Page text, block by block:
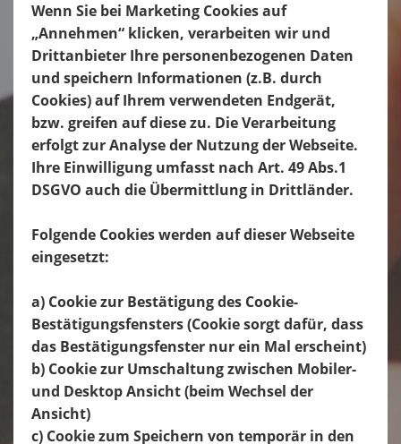
Wenn Sie bei Marketing Cookies auf
„Annehmen“ klicken, verarbeiten wir und
Drittanbieter Ihre personenbezogenen Daten
und speichern Informationen (z.B. durch
Cookies) auf Ihrem verwendeten Endgerät,
bzw. greifen auf diese zu. Die Verarbeitung
erfolgt zur Analyse der Nutzung der Webseite.
Ihre Einwilligung umfasst nach Art. 49 Abs.1
DSGVO auch die Übermittlung in Drittländer.
Folgende Cookies werden auf dieser Webseite
eingesetzt:
a) Cookie zur Bestätigung des Cookie-
Bestätigungsfensters (Cookie sorgt dafür, dass
das Bestätigungsfenster nur ein Mal erscheint)
b) Cookie zur Umschaltung zwischen Mobiler-
und Desktop Ansicht (beim Wechsel der
Ansicht)
c) Cookie zum Speichern von temporär in den